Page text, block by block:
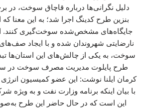
دلیل نگرانی‌ها درباره قاچاق سوخت، در
بنزین طرح کدینگ اجرا شد؛ به این معنا که
جایگاه‌های مشخص‌شده سوخت‌گیری کنند.
نارضایتی شهروندان شده و با ایجاد
سوخت، به یکی از چالش‌های این استان‌ها
طرح پایلوت مدیریت مصرف سوخت در
کرمان ایلنا نوشت: این عضو کمیسیون
با بیان اینکه برنامه وزارت نفت و به
این است که در حال حاضر این طرح